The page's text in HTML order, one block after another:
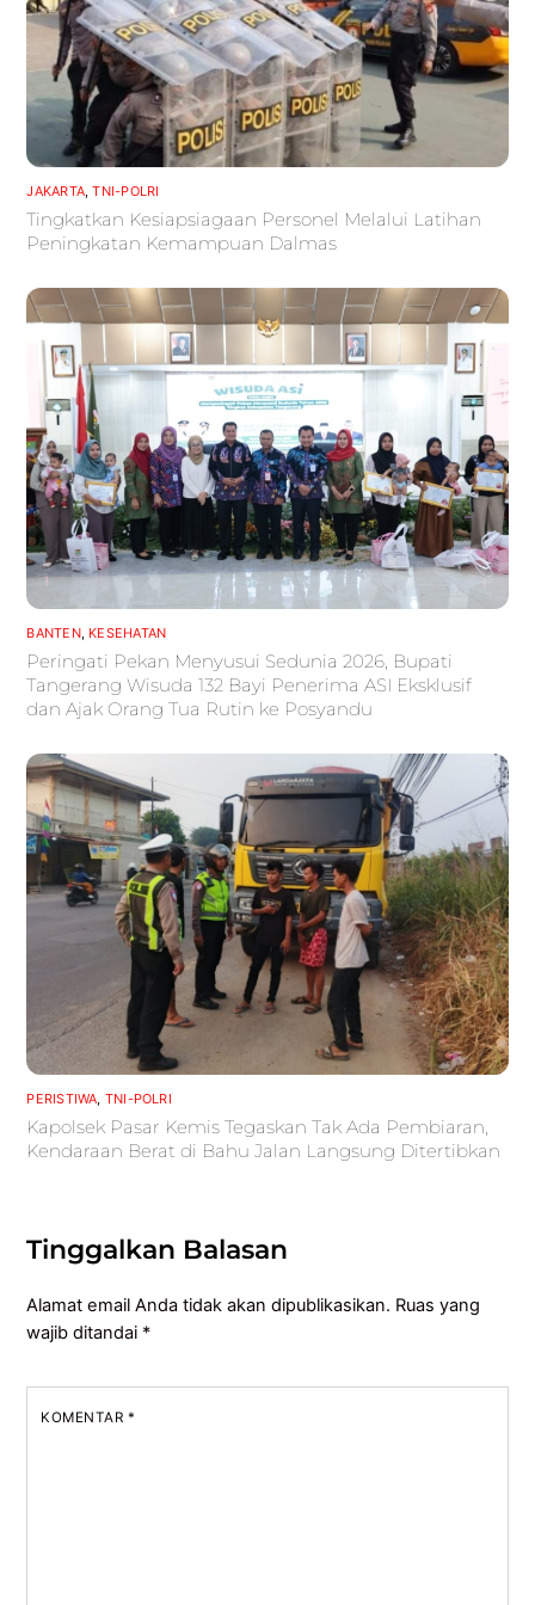
JAKARTA,TNI-POLRI
Tingkatkan Kesiapsiagaan Personel Melalui Latihan
Peningkatan Kemampuan Dalmas
BANTEN, KESEHATAN
Peringati Pekan Menyusui Sedunia 2026, Bupati
Tangerang Wisuda 132 Bayi Penerima ASI Eksklusif
dan Ajak Orang Tua Rutin ke Posyandu
PERISTIWA TNI-POLRI
Kapolsek Pasar Kemis Tegaskan Tak Ada Pembiaran,
Kendaraan Berat di Bahu Jalan Langsung Ditertibkan
Tinggalkan Balasan
Alamat email Anda tidak akan dipublikasikan. Ruas yang
wajib ditandai *
KOMENTAR *